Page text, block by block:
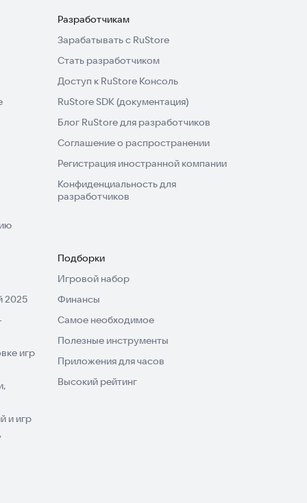
Разработчикам
Зарабатывать с RuStore
Стать разработчиком
Доступ к RuStore Консоль
RuStore SDK (документация)
Блог RuStore для разработчиков
Соглашение о распространении
Регистрация иностранной компании
Конфиденциальность для
разработчиков
2025
игр
и игр
Подборки
Игровой набор
Финансы
Самое необходимое
Полезные инструменты
Приложения для часов
Высокий рейтинг